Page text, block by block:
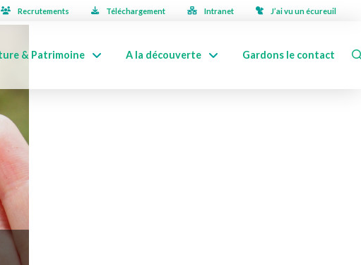
Recrutements Téléchargement Intranet J’ai vu un écureuil
& Patrimoine A la découverte Gardons le contact